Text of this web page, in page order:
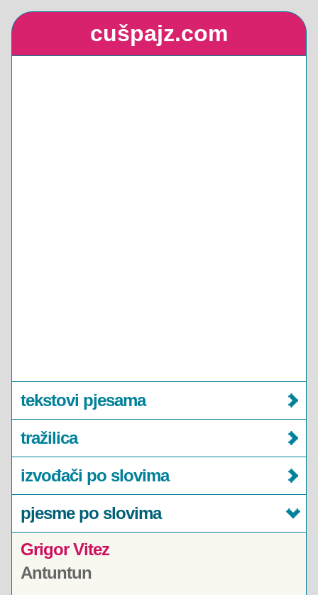
cušpajz.com
tekstovi pjesama
tražilica
izvođači po slovima
pjesme po slovima
Grigor Vitez
Antuntun